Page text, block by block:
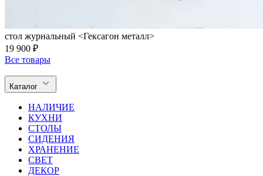
стол журнальный <Гексагон металл>
19 900 ₽
Все товары
Каталог
НАЛИЧИЕ
КУХНИ
СТОЛЫ
СИДЕНИЯ
ХРАНЕНИЕ
СВЕТ
ДЕКОР